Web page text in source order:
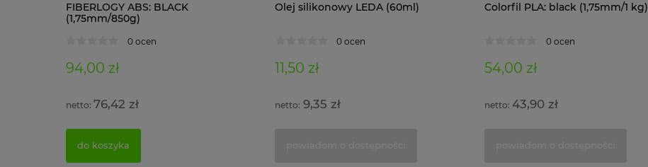
FIBERLOGY ABS: BLACK
(1,75mm/850g)
0 ocen
94,00 zł
76,42 zł
do koszyka
Olej silikonowy LEDA (60ml)
0 ocen
11,50 zł
9,35 zł
Colorfil PLA: black (1,75mm/1 kg)
0 ocen
54,00 zł
43,90 zł